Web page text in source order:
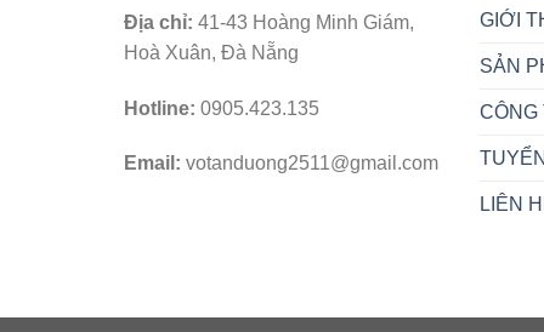
Địa chỉ: 41-43 Hoàng Minh Giám,
Hoà Xuân, Đà Nẵng
Hotline: 0905.423.135
Email: votanduong2511@gmail.com
GIỚI
SẢN
CÔNG
LIÊN